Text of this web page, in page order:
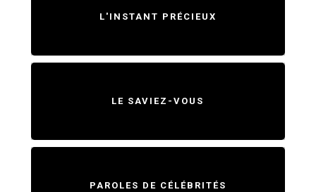
L'INSTANT PRÉCIEUX
LE SAVIEZ-VOUS
PAROLES DE CÉLÉBRITÉS